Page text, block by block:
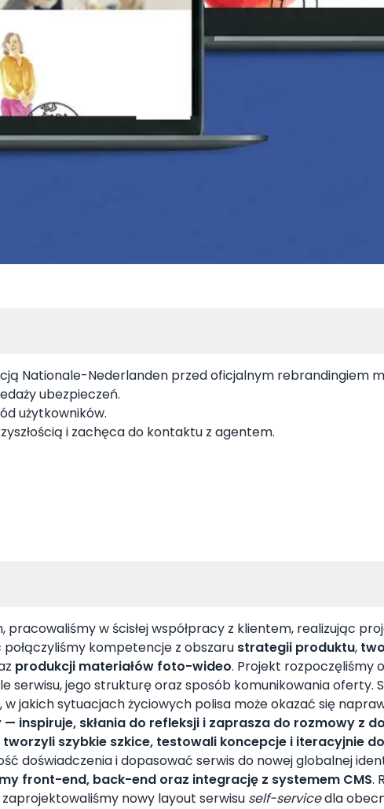
Nationale-Nederlanden przed oficjalnym rebrandingiem
ubezpieczeń.
użytkowników.
i zachęca do kontaktu z agentem.
w ścisłej współpracy z klientem, realizując
kompetencje z obszaru strategii produktu,
produkcji materiałów foto-wideo. Projekt rozpoczęliśmy
jego strukturę oraz sposób komunikowania oferty.
jakich sytuacjach życiowych polisa może okazać się
inspiruje, skłania do refleksji i zaprasza do rozmowy z
szybkie szkice, testowali koncepcje i iteracyjnie
doświadczenia i dopasować serwis do nowej globalnej
front-end, back-end oraz integrację z systemem CMS.
nowy layout serwisu self-servicedla